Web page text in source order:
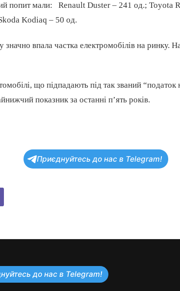
попит мали: Renault Duster – 241 од.; Toyota
Kodiaq – 50 од.
впала частка електромобілів на ринку.
що підпадають під так званий
показник за останні п’ять років.
Приєднуйтесь до нас в Telegram!
до нас в Telegram!